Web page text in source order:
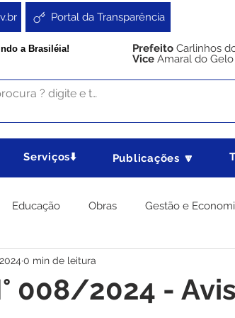
Portal da Transparência
a Brasiléia! Prefeito Carlinhos
Vice Amaral do Gelo
Serviços⬇️ Publicações 🔽
Educação Obras Gestão e
e Produção
008/2024 -
0 min de leitura